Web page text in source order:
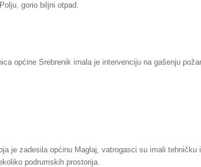
gorio biljni otpad.
općine Srebrenik imala je intervenciju na gašenju
je zadesila općinu Maglaj, vatrogasci su imali
podrumskih prostorija.